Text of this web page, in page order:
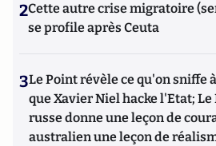
2Cette autre crise migratoire
se profile après Ceuta
3Le Point révèle ce qu'on sniffe
que Xavier Niel hacke l'Etat; Le
russe donne une leçon de
australien une leçon de